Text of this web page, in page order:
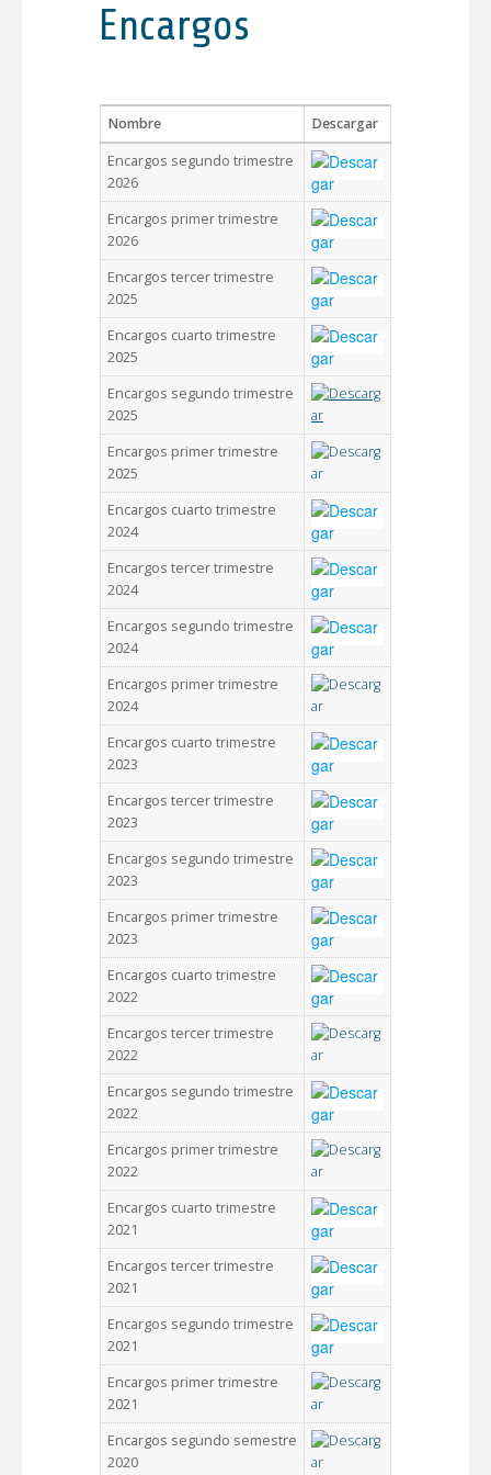
Encargos
Nombre
Descargar
Encargos segundo trimestre
2026
Encargos primer trimestre
2026
Encargos tercer trimestre
2025
Encargos cuarto trimestre
2025
Encargos segundo trimestre
2025
Encargos primer trimestre
2025
Encargos cuarto trimestre
2024
Encargos tercer trimestre
2024
Encargos segundo trimestre
2024
Encargos primer trimestre
2024
Encargos cuarto trimestre
2023
Encargos tercer trimestre
2023
Encargos segundo trimestre
2023
Encargos primer trimestre
2023
Encargos cuarto trimestre
2022
Encargos tercer trimestre
2022
Encargos segundo trimestre
2022
Encargos primer trimestre
2022
Encargos cuarto trimestre
2021
Encargos tercer trimestre
2021
Encargos segundo trimestre
2021
Encargos primer trimestre
2021
Encargos segundo semestre
2020